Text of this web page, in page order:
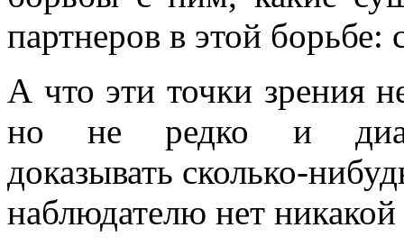
партнеров в этой
А что эти точки зрения
но не редко и
доказывать сколько-
наблюдателю нет